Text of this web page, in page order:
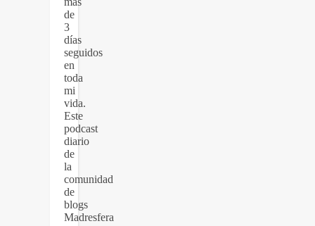
de
3
días
seguidos
en
toda
mi
vida.
Este
podcast
diario
de
la
comunidad
de
blogs
Madresfera